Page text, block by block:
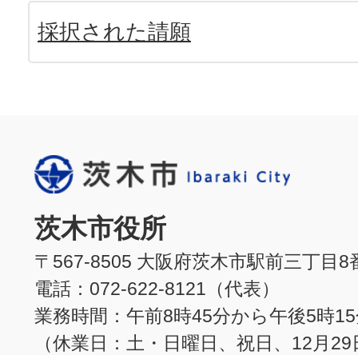
採択された請願
茨木市役所
〒567-8505 大阪府茨木市駅前三丁目8
電話：072-622-8121（代表）
業務時間：午前8時45分から午後5時
（休業日：土・日曜日、祝日、12月